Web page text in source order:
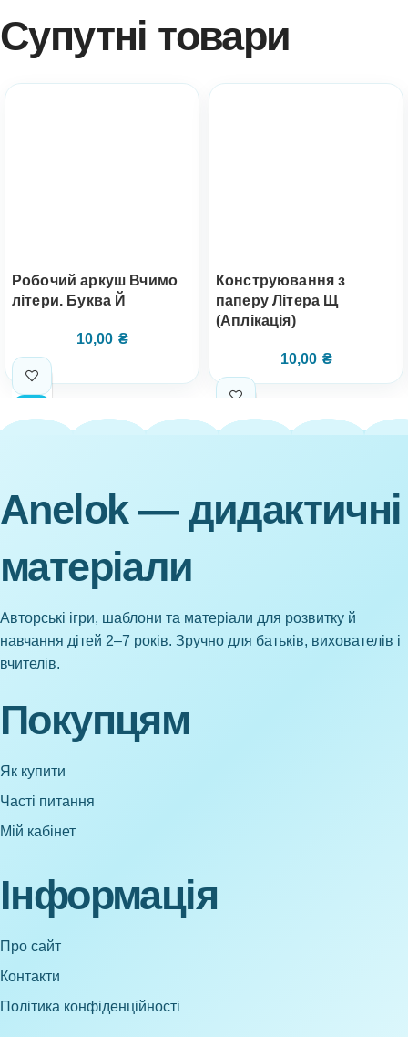
Супутні товари
Робочий аркуш Вчимо
літери. Буква Й
10,00 ₴
Конструювання з
паперу Літера Щ
(Аплікація)
10,00 ₴
Anelok — дидактичні
матеріали
Авторські ігри, шаблони та матеріали для розвитку й
навчання дітей 2–7 років. Зручно для батьків, вихователів і
вчителів.
Покупцям
Як купити
Часті питання
Мій кабінет
Інформація
Про сайт
Контакти
Політика конфіденційності